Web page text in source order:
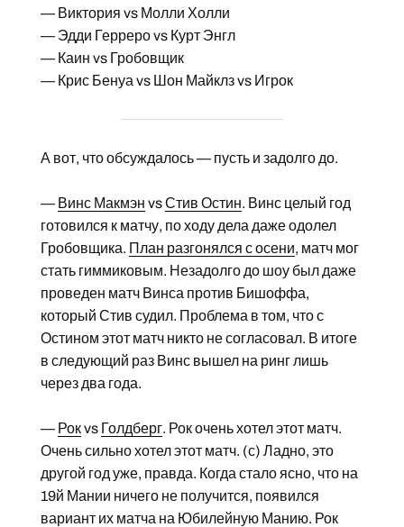
— Виктория vs Молли Холли
— Эдди Герреро vs Курт Энгл
— Каин vs Гробовщик
— Крис Бенуа vs Шон Майклз vs Игрок
А вот, что обсуждалось — пусть и задолго до.
— Винс Макмэн vsСтив Остин. Винс целый год
готовился к матчу, по ходу дела даже одолел
Гробовщика. План разгонялся с осени, матч мог
стать гиммиковым. Незадолго до шоу был даже
проведен матч Винса против Бишоффа,
который Стив судил. Проблема в том, что с
Остином этот матч никто не согласовал. В итоге
в следующий раз Винс вышел на ринг лишь
через два года.
— Рокvs Голдберг. Рок очень хотел этот матч.
Очень сильно хотел этот матч. (с) Ладно, это
другой год уже, правда. Когда стало ясно, что на
19й Мании ничего не получится, появился
вариант их матча на Юбилейную Манию. Рок